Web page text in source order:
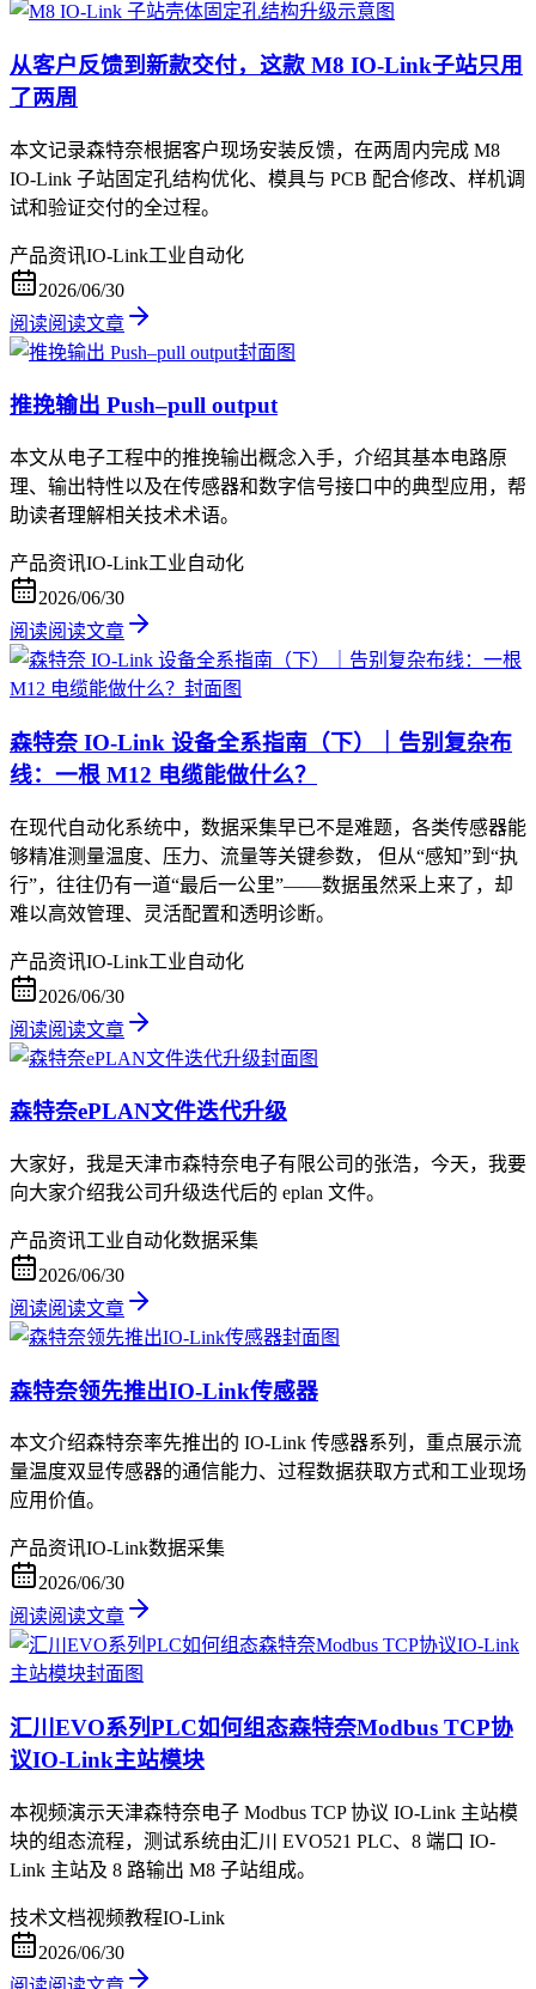
从客户反馈到新款交付，这款 M8 IO-Link子站只用
了两周
本文记录森特奈根据客户现场安装反馈，在两周内完成 M8
IO-Link 子站固定孔结构优化、模具与 PCB 配合修改、样机调
试和验证交付的全过程。
产品资讯IO-Link工业自动化
2026/06/30
阅读阅读文章
推挽输出 Push–pull output
本文从电子工程中的推挽输出概念入手，介绍其基本电路原
理、输出特性以及在传感器和数字信号接口中的典型应用，帮
助读者理解相关技术术语。
产品资讯IO-Link工业自动化
2026/06/30
阅读阅读文章
森特奈 IO-Link 设备全系指南（下）｜告别复杂布
线：一根 M12 电缆能做什么？
在现代自动化系统中，数据采集早已不是难题，各类传感器能
够精准测量温度、压力、流量等关键参数， 但从“感知”到“执
行”，往往仍有一道“最后一公里”——数据虽然采上来了，却
难以高效管理、灵活配置和透明诊断。
产品资讯IO-Link工业自动化
2026/06/30
阅读阅读文章
森特奈ePLAN文件迭代升级
大家好，我是天津市森特奈电子有限公司的张浩，今天，我要
向大家介绍我公司升级迭代后的 eplan 文件。
产品资讯工业自动化数据采集
2026/06/30
阅读阅读文章
森特奈领先推出IO-Link传感器
本文介绍森特奈率先推出的 IO-Link 传感器系列，重点展示流
量温度双显传感器的通信能力、过程数据获取方式和工业现场
应用价值。
产品资讯IO-Link数据采集
2026/06/30
阅读阅读文章
汇川EVO系列PLC如何组态森特奈Modbus TCP协
议IO-Link主站模块
本视频演示天津森特奈电子 Modbus TCP 协议 IO-Link 主站模
块的组态流程，测试系统由汇川 EVO521 PLC、8 端口 IO-
Link 主站及 8 路输出 M8 子站组成。
技术文档视频教程IO-Link
2026/06/30